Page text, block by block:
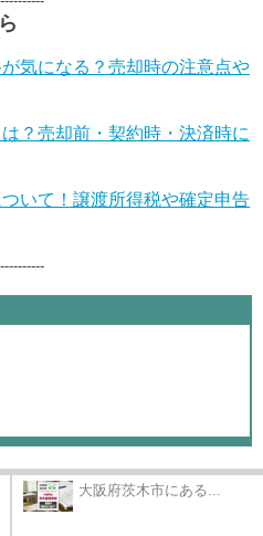
気になる？売却時の注意点や
？売却前・契約時・決済時に
いて！譲渡所得税や確定申告
大阪府茨木市にある...